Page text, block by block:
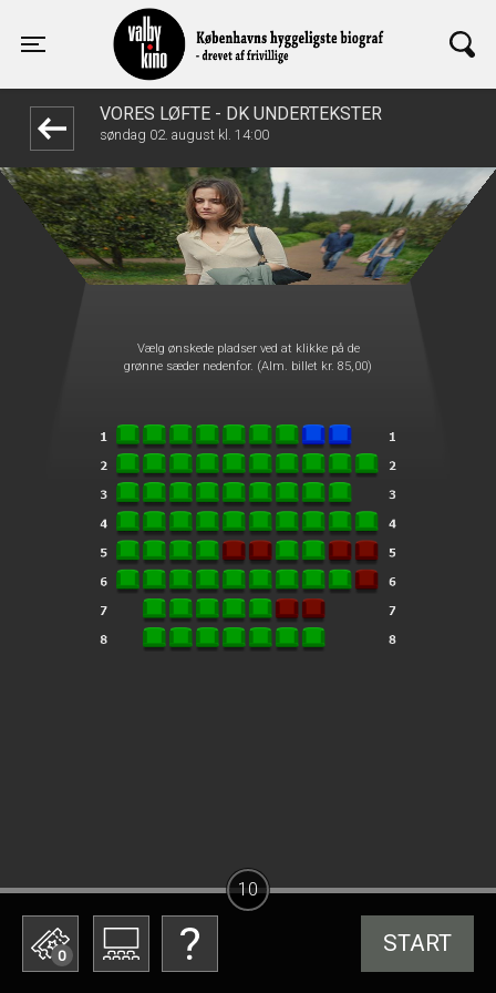
Toggle navigation
Valby Kino
VORES LØFTE - DK UNDERTEKSTER
søndag 02. august kl. 14:00
Vælg ønskede pladser ved at klikke på de
grønne sæder nedenfor. (Alm. billet kr. 85,00)
0 START
10
1step-front02 103702